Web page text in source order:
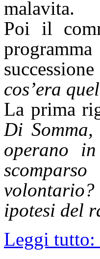
malavita.
Poi il
cos’era
La prima
Di
operano
volontario?
ipotesi del
Leggi